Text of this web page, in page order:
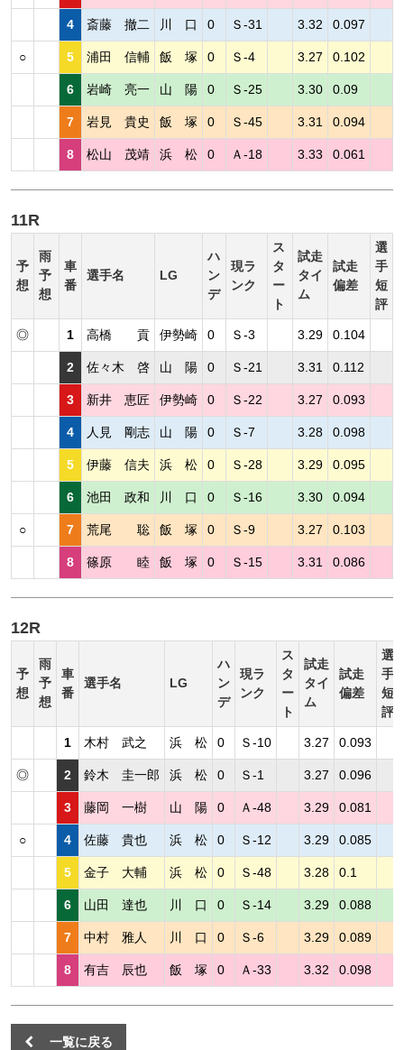
4 斎藤 撤二 川 口 0 Ｓ-31 3.32 0.097
○ 5 浦田 信輔 飯 塚 0 Ｓ-4 3.27 0.102
6 岩崎 亮一 山 陽 0 Ｓ-25 3.30 0.09
7 岩見 貴史 飯 塚 0 Ｓ-45 3.31 0.094
8 松山 茂靖 浜 松 0 Ａ-18 3.33 0.061
11R
予
想
雨
予
想
車
番
選手名 LG
ハ
ン
デ
現ラ
ンク
ス
タ
ー
ト
試走
タイ
ム
試走
偏差
選
手
短
評
◎ 1 高橋 貢 伊勢崎 0 Ｓ-3 3.29 0.104
2 佐々木 啓 山 陽 0 Ｓ-21 3.31 0.112
3 新井 恵匠 伊勢崎 0 Ｓ-22 3.27 0.093
4 人見 剛志 山 陽 0 Ｓ-7 3.28 0.098
5 伊藤 信夫 浜 松 0 Ｓ-28 3.29 0.095
6 池田 政和 川 口 0 Ｓ-16 3.30 0.094
○ 7 荒尾 聡 飯 塚 0 Ｓ-9 3.27 0.103
8 篠原 睦 飯 塚 0 Ｓ-15 3.31 0.086
12R
予
想
雨
予
想
車
番
選手名 LG
ハ
ン
デ
現ラ
ンク
ス
タ
ー
ト
試走
タイ
ム
試走
偏差
選
手
短
評
1 木村 武之 浜 松 0 Ｓ-10 3.27 0.093
◎ 2 鈴木 圭一郎 浜 松 0 Ｓ-1 3.27 0.096
3 藤岡 一樹 山 陽 0 Ａ-48 3.29 0.081
○ 4 佐藤 貴也 浜 松 0 Ｓ-12 3.29 0.085
5 金子 大輔 浜 松 0 Ｓ-48 3.28 0.1
6 山田 達也 川 口 0 Ｓ-14 3.29 0.088
7 中村 雅人 川 口 0 Ｓ-6 3.29 0.089
8 有吉 辰也 飯 塚 0 Ａ-33 3.32 0.098
一覧に戻る